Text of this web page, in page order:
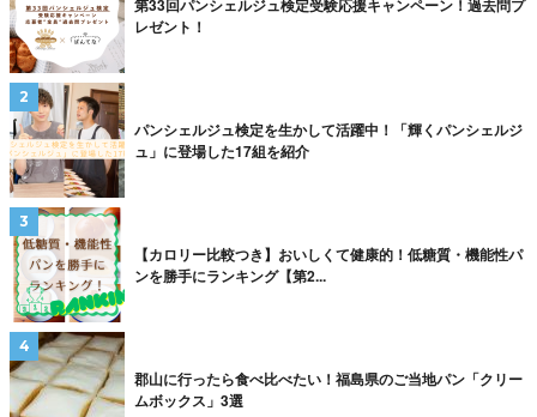
第33回パンシェルジュ検定受験応援キャンペーン！過去問プ
レゼント！
パンシェルジュ検定を生かして活躍中！「輝くパンシェルジ
ュ」に登場した17組を紹介
【カロリー比較つき】おいしくて健康的！低糖質・機能性パ
ンを勝手にランキング【第2...
郡山に行ったら食べ比べたい！福島県のご当地パン「クリー
ムボックス」3選